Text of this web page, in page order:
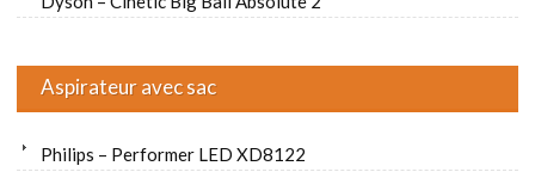
Aspirateur avec sac
Philips – Performer LED XD8122